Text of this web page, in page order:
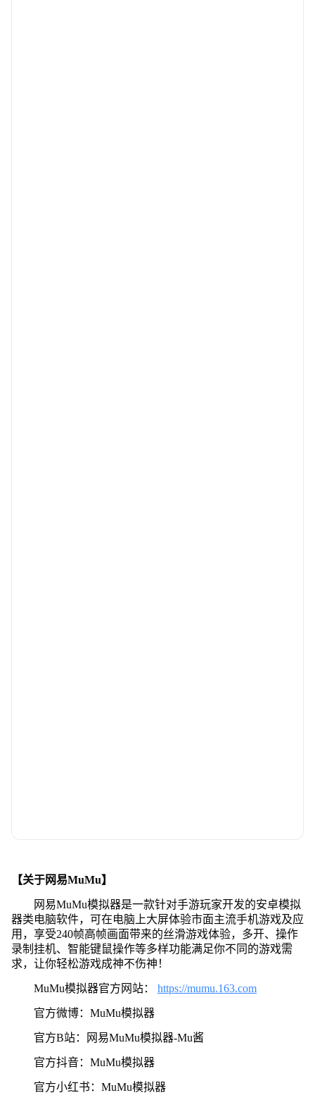
【关于网易MuMu】
网易MuMu模拟器是一款针对手游玩家开发的安卓模拟
器类电脑软件，可在电脑上大屏体验市面主流手机游戏及应
用，享受240帧高帧画面带来的丝滑游戏体验，多开、操作
录制挂机、智能键鼠操作等多样功能满足你不同的游戏需
求，让你轻松游戏成神不伤神！
MuMu模拟器官方网站： https://mumu.163.com
官方微博：MuMu模拟器
官方B站：网易MuMu模拟器-Mu酱
官方抖音：MuMu模拟器
官方小红书：MuMu模拟器